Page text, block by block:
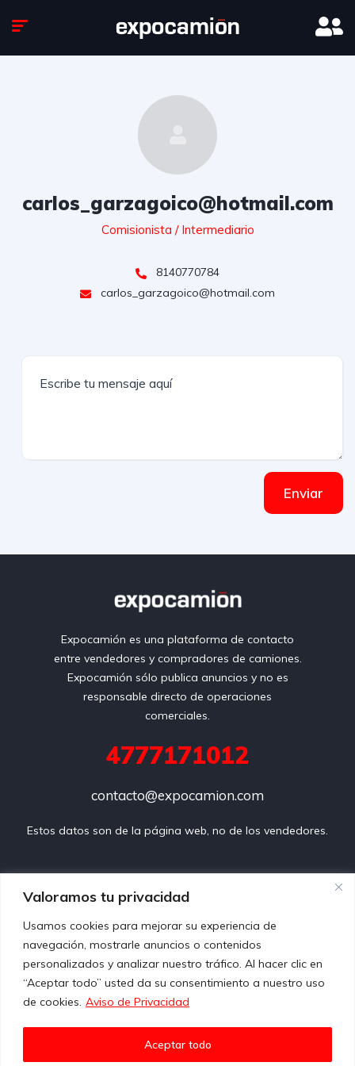
Valoramos tu privacidad
Usamos cookies para mejorar su experiencia de
navegación, mostrarle anuncios o contenidos
personalizados y analizar nuestro tráfico. Al hacer clic en
“Aceptar todo” usted da su consentimiento a nuestro uso
de cookies. Aviso de Privacidad
Aceptar todo
carlos_garzagoico@hotmail.com
Comisionista / Intermediario
8140770784
carlos_garzagoico@hotmail.com
Enviar
Expocamión es una plataforma de contacto
entre vendedores y compradores de camiones.
Expocamión sólo publica anuncios y no es
responsable directo de operaciones
comerciales.
4777171012
contacto@expocamion.com
Estos datos son de la página web, no de los vendedores.
Preguntas frecuentes
Aviso de privacidad
Propiedad Intelectual
Términos y condiciones